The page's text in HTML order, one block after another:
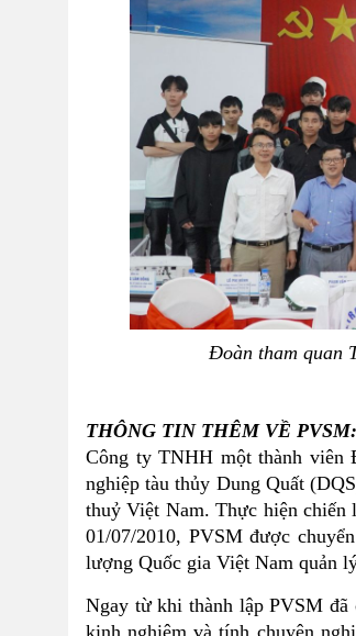
Đoàn tham quan
THÔNG TIN THÊM VỀ PVSM:
Công ty TNHH một thành viên
nghiệp tàu thủy Dung Quất
thuỷ Việt Nam. Thực hiện chiến
01/07/2010, PVSM được
lượng Quốc gia Việt Nam quản
Ngay từ khi thành lập PVSM đã
kinh nghiệm và tính chuyên